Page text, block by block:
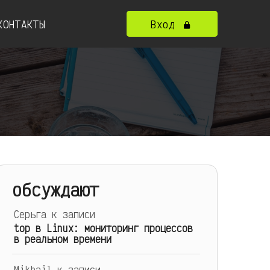
Вход
обсуждают
Серьгак записи
top в Linux: мониторинг процессов
в реальном времени